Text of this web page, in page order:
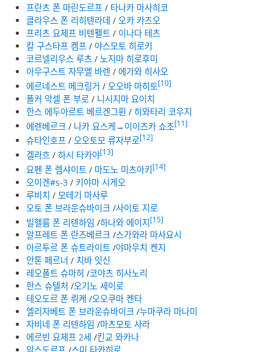
프란츠 폰 마린도르프 / 타나카 마사히코
클라우스 폰 리히텐라데 / 오카 카즈오
프리츠 요제프 비텐펠트 / 이나다 테츠
칼 구스타프 켐프 / 야스모토 히로키
코르넬리우스 루츠 / 노지마 히로후미
아우구스트 자무엘 바렌 /에가와 히사오
에르네스트 메크링거 / 오오바 마히토[10]
폴커 악셀 폰 부로 / 니시지마 요이치
한스 에두아르트 베르겐그륀 / 히와타리 코우지
에렌베르크 / 나카 요스케→ 이이즈카 쇼조[11]
슈타인호프 /오오토모 류자부로[12]
겔라흐 /하시 타카야[13]
요펜 폰 렘샤이트 / 마도노 미츠아키[14]
오이겐#s-3 / 키야마 시게오
루비치 / 모테기 마사루
오토 폰 브라운슈바이크 /사이토 지로
빌헬름 폰 리텐하임 /하나와 에이지[15]
알프레트 폰 란즈베르크 /스가와라 마사요시
아르투르 폰 슈트라이트 /야마우치 켄지
안톤 페르너 / 치바 잇신
레오폴트 슈마허 /코야츠 히사노리
한스 슈텔처 /오기노 세이로
테오도르 폰 뤼케 /오오쿠마 켄타
엘리자베트 폰 브라운슈바이크 /누마쿠라 마나미
자비네 폰 리텐하임 /마츠모토 사라
에르빈 요제프 2세 /킨교 와카나